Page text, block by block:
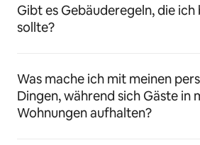
Gibt es Gebäuderegeln, die
sollte?
Was mache ich mit meinen
Dingen, während sich Gäste in
Wohnungen aufhalten?